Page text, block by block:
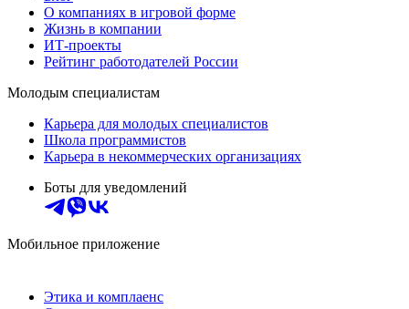
О компаниях в игровой форме
Жизнь в компании
ИТ-проекты
Рейтинг работодателей России
Молодым специалистам
Карьера для молодых специалистов
Школа программистов
Карьера в некоммерческих организациях
Боты для уведомлений
Мобильное приложение
Этика и комплаенс